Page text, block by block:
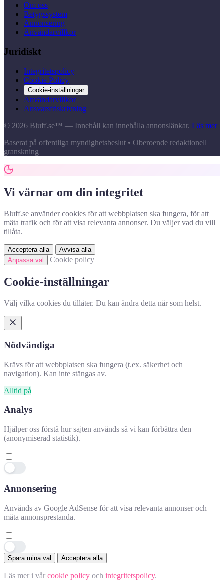
Hjälpte denna information dig?
✕
👍 Ja 👎 Nej
👍
tyckte det hjälpte
Om oss
Betygssystem
Annonsering
Användarvillkor
Juridiskt
Integritetspolicy
Cookie Policy
Cookie-inställningar
Användarvillkor
Ansvarsfriskrivning
© 2026 Bluff.se™ — Innehåll kan innehålla annonslänkar. Läs mer
Baserat på offentliga myndighetsbeslut • Oberoende redaktionell
granskning
Vi värnar om din integritet
Bluff.se använder cookies för att webbplatsen ska fungera, för att
mäta trafik och för att visa relevanta annonser. Du väljer vad du vill
tillåta.
Acceptera alla
Avvisa alla
Anpassa val
Cookie policy
Cookie-inställningar
Välj vilka cookies du tillåter. Du kan ändra detta när som helst.
Nödvändiga
Krävs för att webbplatsen ska fungera (t.ex. säkerhet och
navigation). Kan inte stängas av.
Alltid på
Analys
Hjälper oss förstå hur sajten används så vi kan förbättra den
(anonymiserad statistik).
Annonsering
Används av Google AdSense för att visa relevanta annonser och
mäta annonsprestanda.
Spara mina val Acceptera alla
Läs mer i vår cookie policy och integritetspolicy.